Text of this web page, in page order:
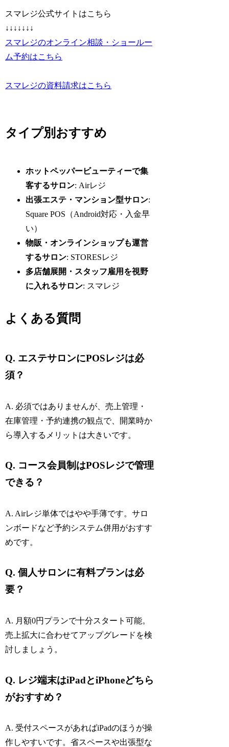
スマレジ公式サイトはこちら
↓↓↓↓↓↓↓
スマレジのオンライン相談・ショールー
ム予約はこちら
スマレジの資料請求はこちら
タイプ別おすすめ
ホットペッパービューティーで集
客するサロン: Airレジ
出張エステ・マンション型サロン:
Square POS（Android対応・入金早
い）
物販・オンラインショップも運営
するサロン: STORESレジ
多店舗展開・スタッフ雇用を視野
に入れるサロン: スマレジ
よくある質問
Q. エステサロンにPOSレジは必
須？
A. 必須ではありませんが、売上管理・
在庫管理・予約連携の観点で、開業時か
ら導入するメリットは大きいです。
Q. コース会員制はPOSレジで管理
できる？
A. Airレジ単体ではやや手薄です。サロ
ンボードなど予約システム併用がおすす
めです。
Q. 個人サロンに有料プランは必
要？
A. 月額0円プランで十分スタート可能。
売上拡大に合わせてアップグレードを検
討しましょう。
Q. レジ端末はiPadとiPhoneどちら
がおすすめ？
A. 受付スペースがあればiPadのほうが操
作しやすいです。省スペースや出張型な